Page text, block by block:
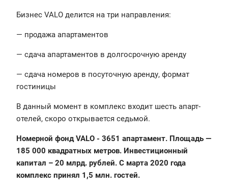
Бизнес VALO делится на три направления:
— продажа апартаментов
— сдача апартаментов в долгосрочную аренду
— сдача номеров в посуточную аренду, формат
гостиницы
В данный момент в комплекс входит шесть апарт-
отелей, скоро открывается седьмой.
Номерной фонд VALO - 3651 апартамент. Площадь —
185 000 квадратных метров. Инвестиционный
капитал – 20 млрд. рублей. С марта 2020 года
комплекс принял 1,5 млн. гостей.